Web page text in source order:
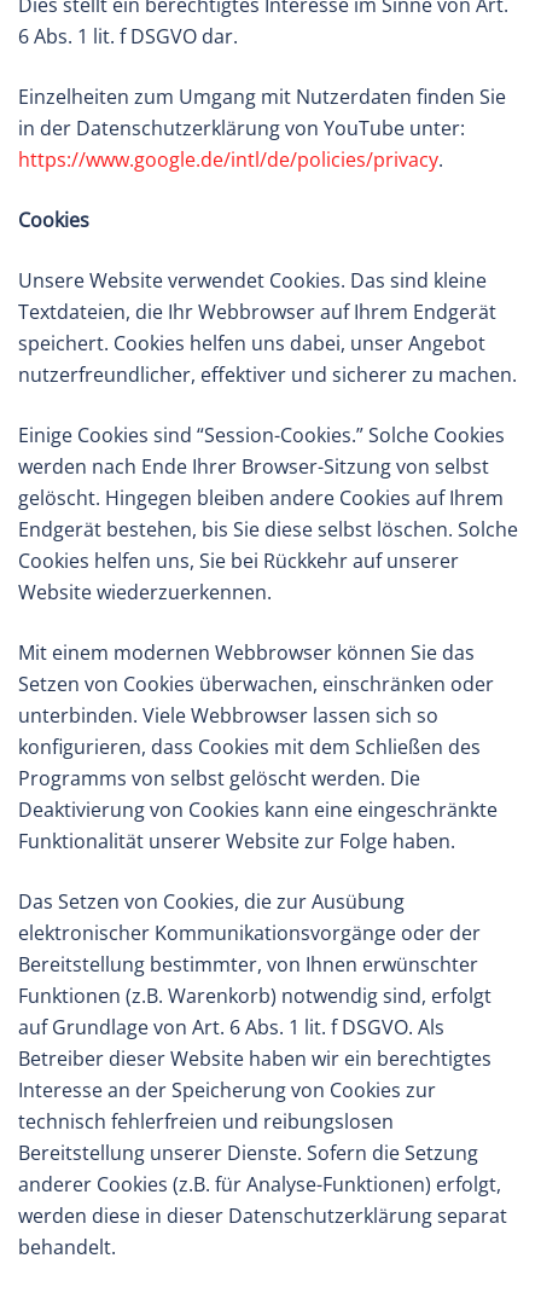
6 Abs. 1 lit. f DSGVO dar.
Einzelheiten zum Umgang mit Nutzerdaten finden Sie
in der Datenschutzerklärung von YouTube unter:
https://www.google.de/intl/de/policies/privacy.
Cookies
Unsere Website verwendet Cookies. Das sind kleine
Textdateien, die Ihr Webbrowser auf Ihrem Endgerät
speichert. Cookies helfen uns dabei, unser Angebot
nutzerfreundlicher, effektiver und sicherer zu machen.
Einige Cookies sind “Session-Cookies.” Solche Cookies
werden nach Ende Ihrer Browser-Sitzung von selbst
gelöscht. Hingegen bleiben andere Cookies auf Ihrem
Endgerät bestehen, bis Sie diese selbst löschen. Solche
Cookies helfen uns, Sie bei Rückkehr auf unserer
Website wiederzuerkennen.
Mit einem modernen Webbrowser können Sie das
Setzen von Cookies überwachen, einschränken oder
unterbinden. Viele Webbrowser lassen sich so
konfigurieren, dass Cookies mit dem Schließen des
Programms von selbst gelöscht werden. Die
Deaktivierung von Cookies kann eine eingeschränkte
Funktionalität unserer Website zur Folge haben.
Das Setzen von Cookies, die zur Ausübung
elektronischer Kommunikationsvorgänge oder der
Bereitstellung bestimmter, von Ihnen erwünschter
Funktionen (z.B. Warenkorb) notwendig sind, erfolgt
auf Grundlage von Art. 6 Abs. 1 lit. f DSGVO. Als
Betreiber dieser Website haben wir ein berechtigtes
Interesse an der Speicherung von Cookies zur
technisch fehlerfreien und reibungslosen
Bereitstellung unserer Dienste. Sofern die Setzung
anderer Cookies (z.B. für Analyse-Funktionen) erfolgt,
werden diese in dieser Datenschutzerklärung separat
behandelt.